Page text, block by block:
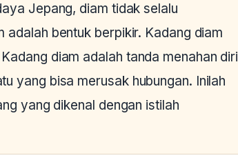
Jepang, diam tidak selalu
adalah bentuk berpikir. Kadang diam
diam adalah tanda menahan diri
yang bisa merusak hubungan. Inilah
yang dikenal dengan istilah